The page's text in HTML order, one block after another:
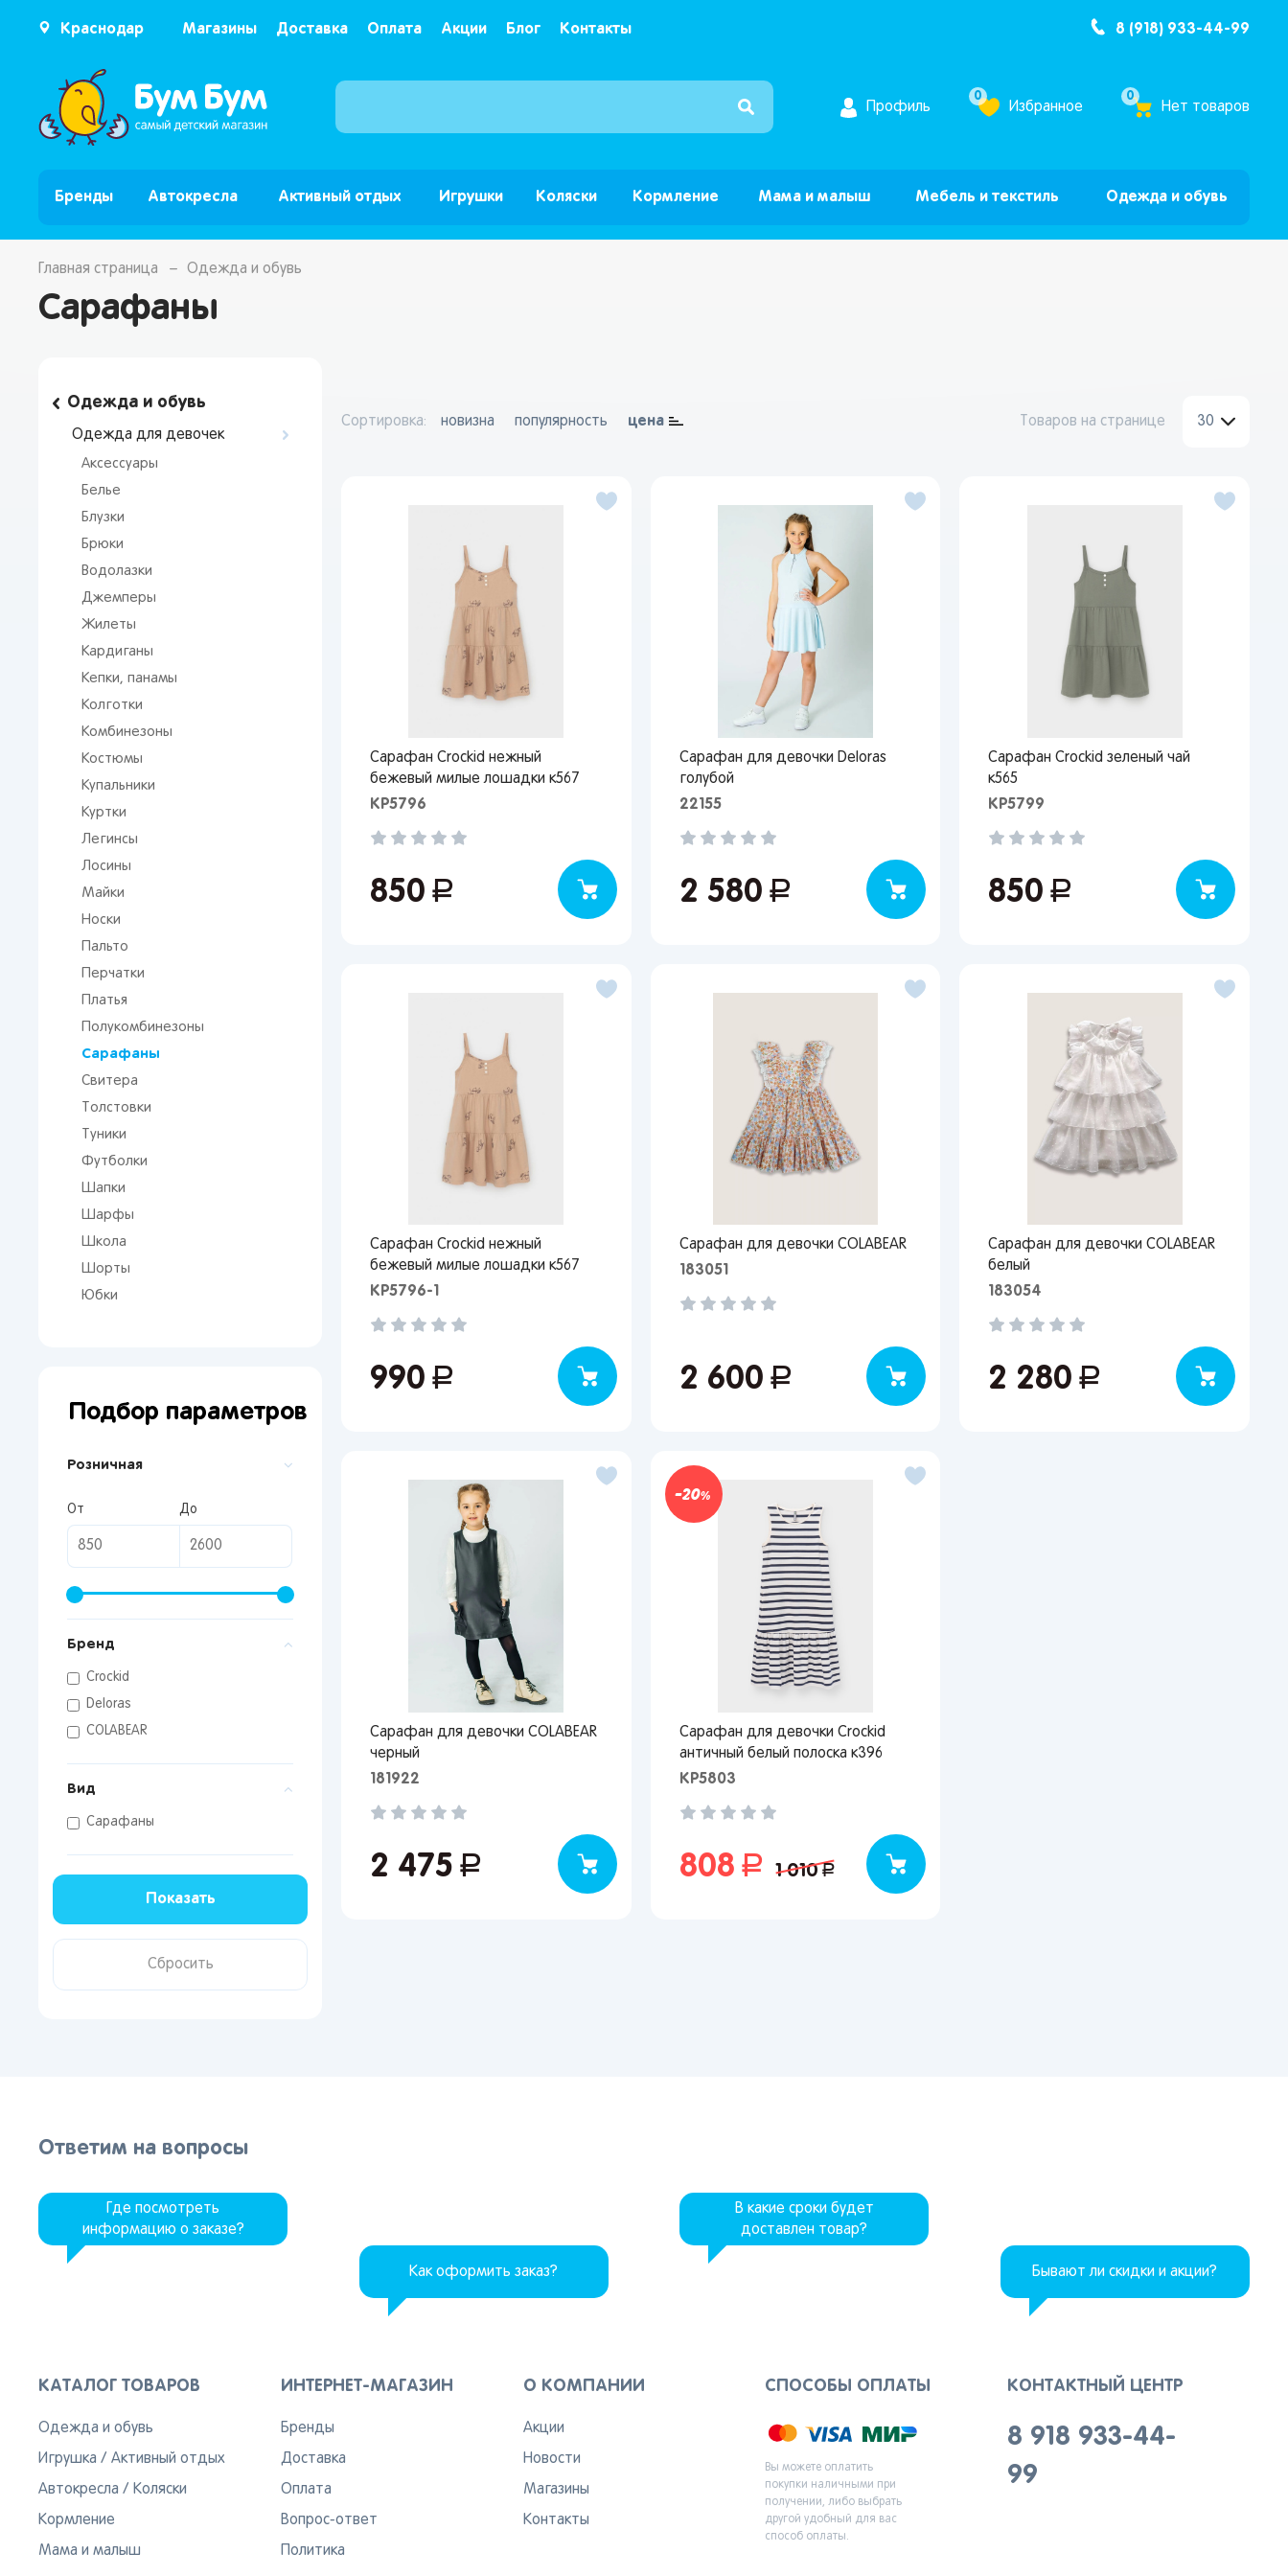
Краснодар Магазины Доставка Оплата Акции Блог Контакты 8 (918) 933-44-99
Интернет магазин детских товаров и игрушек ”Бум Бум”
Профиль
0
Избранное
0
Нет товаров
Бренды Автокресла Активный отдых Игрушки Коляски Кормление Мама и малыш Мебель и текстиль Одежда и обувь
Главная страница Одежда и обувь
Сарафаны
Одежда и обувь
Одежда для девочек
Аксессуары
Белье
Блузки
Брюки
Водолазки
Джемперы
Жилеты
Кардиганы
Кепки, панамы
Колготки
Комбинезоны
Костюмы
Купальники
Куртки
Легинсы
Лосины
Майки
Носки
Пальто
Перчатки
Платья
Полукомбинезоны
Сарафаны
Свитера
Толстовки
Туники
Футболки
Шапки
Шарфы
Школа
Шорты
Юбки
Подбор параметров
Розничная
От До
Бренд
Crockid
Deloras
COLABEAR
Вид
Сарафаны
Сортировка: новизна популярность цена Товаров на странице 30
Сарафан Crockid нежный
бежевый милые лошадки к567
КР5796
850руб.
Сарафан для девочки Deloras
голубой
22155
2 580руб.
Сарафан Crockid зеленый чай
к565
КР5799
850руб.
Сарафан Crockid нежный
бежевый милые лошадки к567
КР5796-1
990руб.
Сарафан для девочки COLABEAR
183051
2 600руб.
Сарафан для девочки COLABEAR
белый
183054
2 280руб.
Сарафан для девочки COLABEAR
черный
181922
2 475руб.
20
Сарафан для девочки Crockid
античный белый полоска к396
КР5803
808руб. 1 010руб.
Ответим на вопросы
Где посмотреть
информацию о заказе?
Как оформить заказ?
В какие сроки будет
доставлен товар?
Бывают ли скидки и акции?
КАТАЛОГ ТОВАРОВ
Одежда и обувь
Игрушка / Активный отдых
Автокресла / Коляски
Кормление
Мама и малыш
ИНТЕРНЕТ-МАГАЗИН
Бренды
Доставка
Оплата
Вопрос-ответ
Политика
О КОМПАНИИ
Акции
Новости
Магазины
Контакты
СПОСОБЫ ОПЛАТЫ
Вы можете оплатить
покупки наличными при
получении, либо выбрать
другой удобный для вас
способ оплаты.
КОНТАКТНЫЙ ЦЕНТР
8 918 933-44-
99
Вы сможете отслеживать статус своих заказов и
Я согласен на обработку моих
персональных данных
Вернуться
Запомнить меня
Регистрация
Вы сможете отслеживать статус своих заказов и
получать индивидуальные рекомендации
От выбранного региона зависят доступные способы доставки, их
стоимость и наличие товаров
Краснодар
Популярные регионы
Санкт-Петербург
Краснодар
Волгоград
Махачкала
Набережные Челны
Тольятти
Оренбург
Новокузнецк
Новосибирск
Барнаул
Владивосток